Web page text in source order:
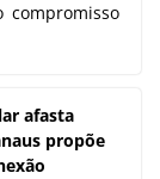
compromisso
afasta
propõe